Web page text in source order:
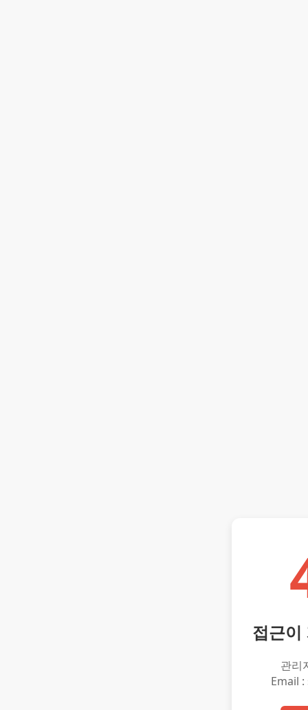
접근이
관리
Email